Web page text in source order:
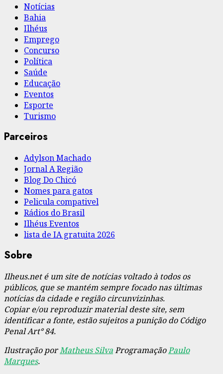
Notícias
Bahia
Ilhéus
Emprego
Concurso
Política
Saúde
Educação
Eventos
Esporte
Turismo
Parceiros
Adylson Machado
Jornal A Região
Blog Do Chicó
Nomes para gatos
Pelicula compativel
Rádios do Brasil
Ilhéus Eventos
lista de IA gratuita 2026
Sobre
Ilheus.net é um site de notícias voltado à todos os
públicos, que se mantém sempre focado nas últimas
notícias da cidade e região circunvizinhas.
Copiar e/ou reproduzir material deste site, sem
identificar a fonte, estão sujeitos a punição do Código
Penal Art° 84.
Ilustração porMatheus SilvaProgramaçãoPaulo
Marques.